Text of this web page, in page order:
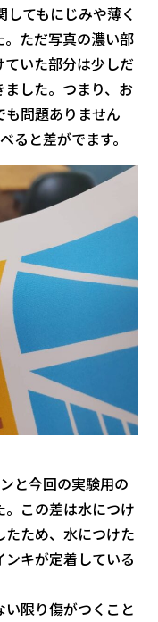
てもにじみや薄く
ただ写真の濃い部
いた部分は少しだ
した。つまり、お
問題ありません
ると差がでます。
と今回の実験用の
この差は水につけ
ため、水につけた
キが定着している
限り傷がつくこと